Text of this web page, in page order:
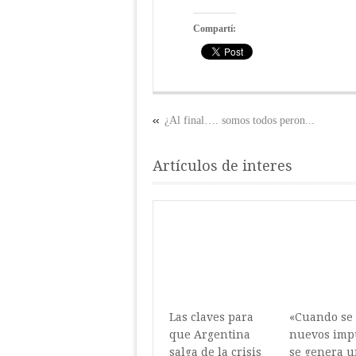
Compartí:
¿Al final…. somos todos peron...
Artículos de interes
Las claves para
que Argentina
salga de la crisis
«Cuando
nuevos
se genera